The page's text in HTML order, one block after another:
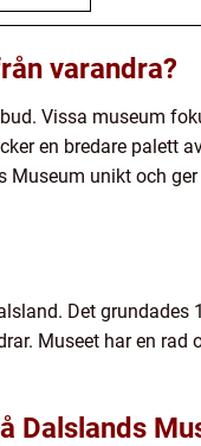
varandra?
Vissa museum
en bredare palett
unikt och
Det
Museet har en
Dalslands